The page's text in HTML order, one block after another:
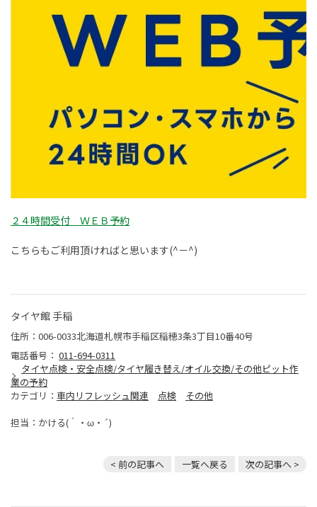
２４時間受付 ＷＥＢ予約
こちらもご利用頂ければと思います(^－^)
タイヤ館 手稲
住所：006-0033北海道札幌市手稲区稲穂3条3丁目10番40号
電話番号： 011-694-0311
タイヤ点検・安全点検/タイヤ履き替え/オイル交換/その他ピット作
業の予約
カテゴリ： 車内リフレッシュ関連 点検
その他
担当：かける(｀・ω・´)
< 前の記事へ 一覧へ戻る 次の記事へ >